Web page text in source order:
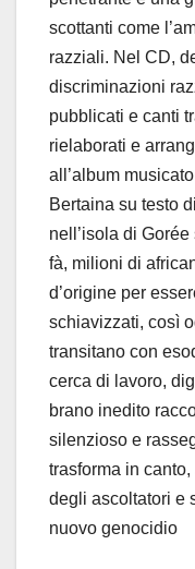
scottanti come
razziali. Nel CD,
discriminazioni
pubblicati e canti
rielaborati e
all’album
Bertaina su testo
nell’isola di
fà, milioni di
d’origine per
schiavizzati, così
transitano con
cerca di lavoro,
brano inedito
silenzioso e
trasforma in
degli ascoltatori e
nuovo genocidio